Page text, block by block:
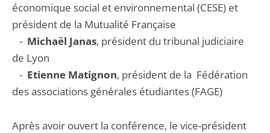
économique social et environnemental (CESE) et
président de la Mutualité Française
- Michaël Janas, président du tribunal judiciaire
de Lyon
- Etienne Matignon, président de la Fédération
des associations générales étudiantes (FAGE)
Après avoir ouvert la conférence, le vice-président